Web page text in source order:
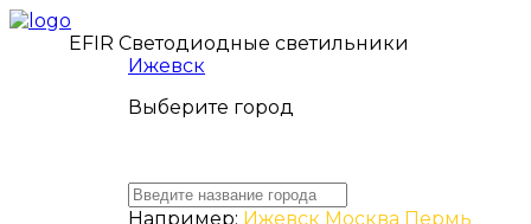
EFIR Светодиодные светильники
Ижевск
Выберите город
Например: Ижевск Москва Пермь